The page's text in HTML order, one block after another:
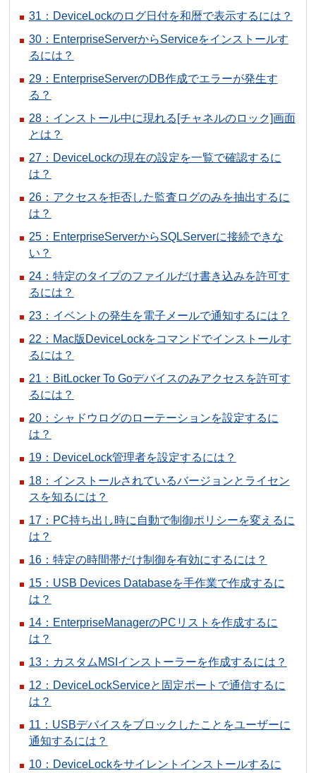
31：DeviceLockのログ日付を和暦で表示するには？
30：EnterpriseServerからServiceをインストールす
るには？
29：EnterpriseServerのDB作成でエラーが発生す
る？
28：インストール中に現れる[チャネルのロック]画面
とは？
27：DeviceLockの現在の設定を一覧で確認するに
は？
26：アクセスを拒否した監査ログのみを抽出するに
は？
25：EnterpriseServerからSQLServerに接続できな
い？
24：特定のタイプのファイルだけ書き込みを許可す
るには？
23：イベントの発生を電子メールで通知するには？
22：Mac版DeviceLockをコマンドでインストールす
るには？
21：BitLocker To Goデバイスのみアクセスを許可す
るには？
20：シャドウログのローテーションを設定するに
は？
19：DeviceLock管理者を設定するには？
18：インストールされているバージョンとライセン
スを知るには？
17：PC持ち出し時に自動で制御ポリシーを変えるに
は？
16：特定の時間帯だけ制御を有効にするには？
15：USB Devices Databaseを手作業で作成するに
は？
14：EnterpriseManagerのPCリストを作成するに
は？
13：カスタムMSIインストーラーを作成するには？
12：DeviceLockServiceと固定ポートで通信するに
は？
11：USBデバイスをブロックしたことをユーザーに
通知するには？
10：DeviceLockをサイレントインストールするに